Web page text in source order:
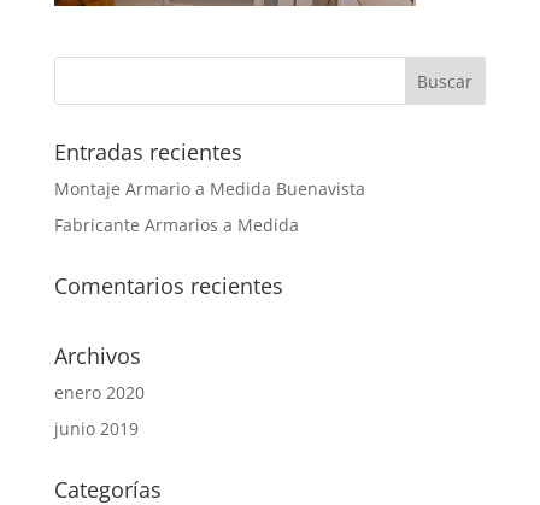
Entradas recientes
Montaje Armario a Medida Buenavista
Fabricante Armarios a Medida
Comentarios recientes
Archivos
enero 2020
junio 2019
Categorías